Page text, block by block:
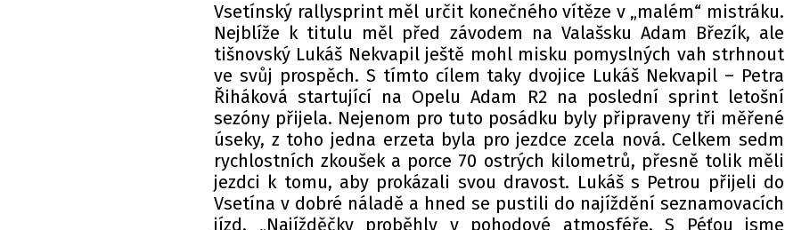
Vsetínský rallysprint měl určit konečného vítěze v „malém“ mistráku.
Nejblíže k titulu měl před závodem na Valašsku Adam Březík, ale
tišnovský Lukáš Nekvapil ještě mohl misku pomyslných vah strhnout
ve svůj prospěch. S tímto cílem taky dvojice Lukáš Nekvapil – Petra
Řiháková startující na Opelu Adam R2 na poslední sprint letošní
sezóny přijela. Nejenom pro tuto posádku byly připraveny tři měřené
úseky, z toho jedna erzeta byla pro jezdce zcela nová. Celkem sedm
rychlostních zkoušek a porce 70 ostrých kilometrů, přesně tolik měli
jezdci k tomu, aby prokázali svou dravost. Lukáš s Petrou přijeli do
Vsetína v dobré náladě a hned se pustili do najíždění seznamovacích
jízd. „Najížděčky proběhly v pohodové atmosféře. S Péťou jsme